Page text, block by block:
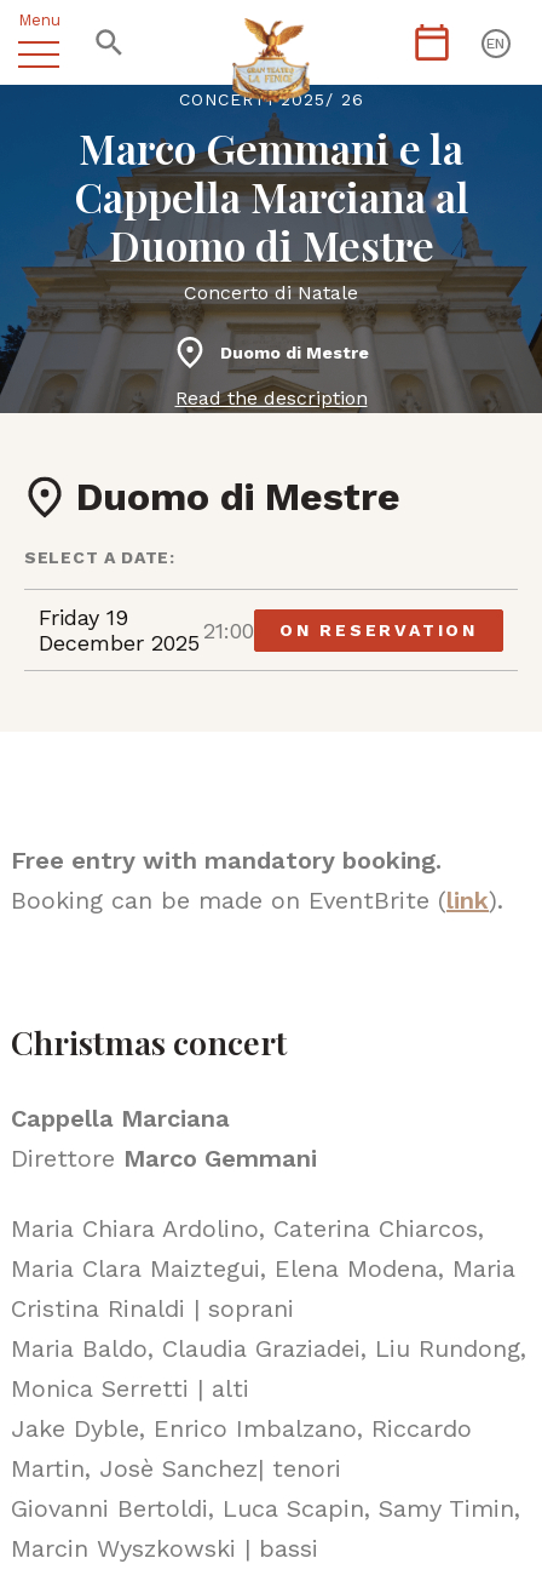
Menu
EN
CONCERTI 2025/ 26
Marco Gemmani e la
Cappella Marciana al
Duomo di Mestre
Concerto di Natale
Duomo di Mestre
Read the description
Duomo di Mestre
SELECT A DATE:
Friday 19
December 2025 21:00 ON RESERVATION
Free entry with mandatory booking.
Booking can be made on EventBrite (link).
Christmas concert
Cappella Marciana
Direttore Marco Gemmani
Maria Chiara Ardolino, Caterina Chiarcos,
Maria Clara Maiztegui, Elena Modena, Maria
Cristina Rinaldi | soprani
Maria Baldo, Claudia Graziadei, Liu Rundong,
Monica Serretti | alti
Jake Dyble, Enrico Imbalzano, Riccardo
Martin, Josè Sanchez| tenori
Giovanni Bertoldi, Luca Scapin, Samy Timin,
Marcin Wyszkowski | bassi